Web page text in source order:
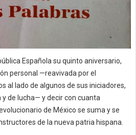
Española su quinto aniversario,
personal —reavivada por el
al lado de algunos de sus iniciadores,
de lucha— y decir con cuanta
de México se suma y se
de la nueva patria hispana.